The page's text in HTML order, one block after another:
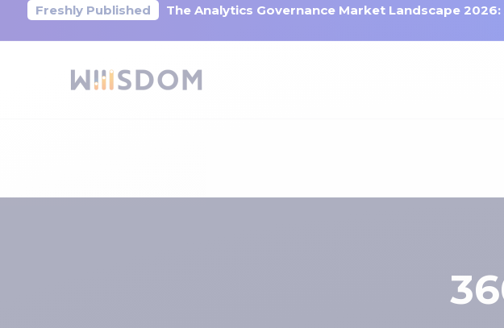
Freshly Published The Analytics Governance Market Landscape